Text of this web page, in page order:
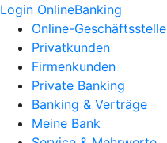
Login OnlineBanking
Online-Geschäftsstelle
Privatkunden
Firmenkunden
Private Banking
Banking & Verträge
Meine Bank